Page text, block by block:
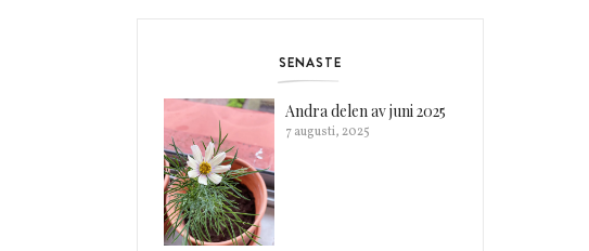
SENASTE
Andra delen av juni 2025
7 augusti, 2025